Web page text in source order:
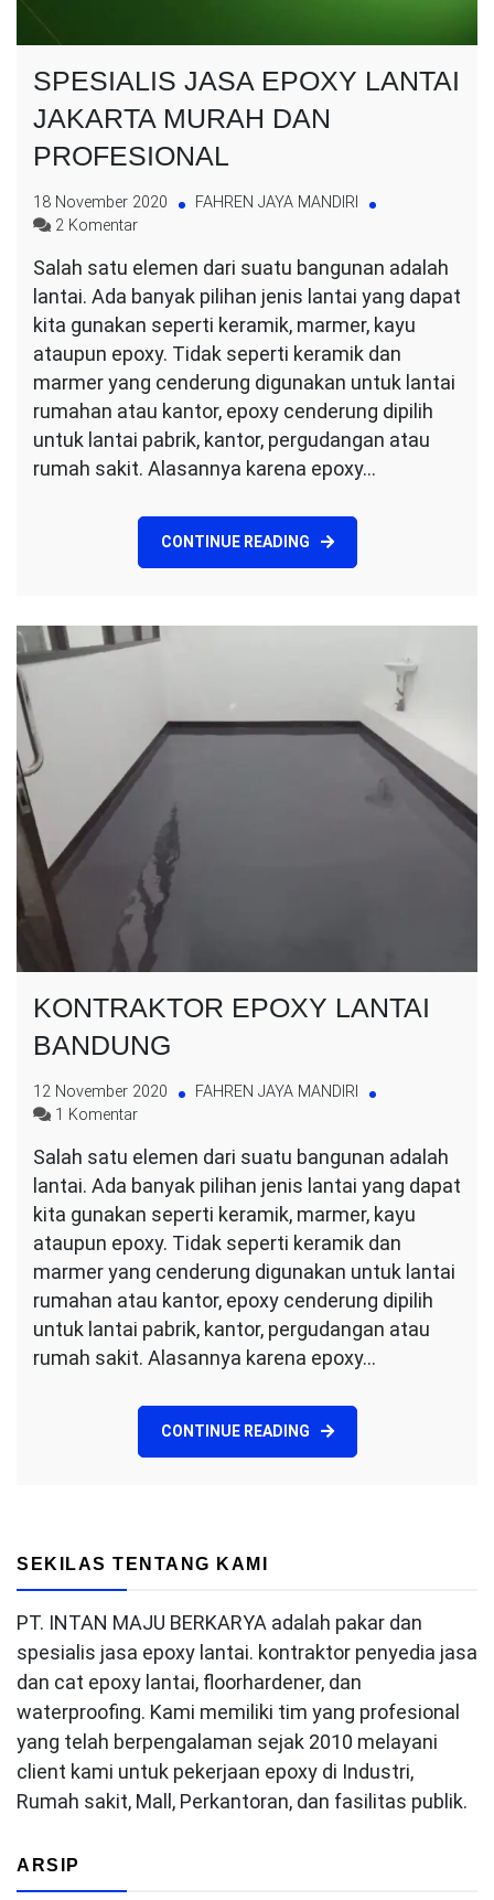
SPESIALIS JASA EPOXY LANTAI
JAKARTA MURAH DAN
PROFESIONAL
18 November 2020
FAHREN JAYA MANDIRI
2 Komentarpada
JASA
EPOXY
LANTAI
JAKARTA
MURAH
DAN
PROFESIONAL
Salah satu elemen dari suatu bangunan adalah
lantai. Ada banyak pilihan jenis lantai yang dapat
kita gunakan seperti keramik, marmer, kayu
ataupun epoxy. Tidak seperti keramik dan
marmer yang cenderung digunakan untuk lantai
rumahan atau kantor, epoxy cenderung dipilih
untuk lantai pabrik, kantor, pergudangan atau
rumah sakit. Alasannya karena epoxy…
CONTINUE READING
KONTRAKTOR EPOXY LANTAI
BANDUNG
12 November 2020
FAHREN JAYA MANDIRI
1 Komentarpada
EPOXY
LANTAI
BANDUNG
Salah satu elemen dari suatu bangunan adalah
lantai. Ada banyak pilihan jenis lantai yang dapat
kita gunakan seperti keramik, marmer, kayu
ataupun epoxy. Tidak seperti keramik dan
marmer yang cenderung digunakan untuk lantai
rumahan atau kantor, epoxy cenderung dipilih
untuk lantai pabrik, kantor, pergudangan atau
rumah sakit. Alasannya karena epoxy…
CONTINUE READING
SEKILAS TENTANG KAMI
PT. INTAN MAJU BERKARYA adalah pakar dan
spesialis jasa epoxy lantai. kontraktor penyedia jasa
dan cat epoxy lantai, floorhardener, dan
waterproofing. Kami memiliki tim yang profesional
yang telah berpengalaman sejak 2010 melayani
client kami untuk pekerjaan epoxy di Industri,
Rumah sakit, Mall, Perkantoran, dan fasilitas publik.
ARSIP